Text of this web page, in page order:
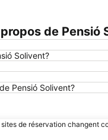
de Pensió
Solivent?
Pensió Solivent?
de réservation changent